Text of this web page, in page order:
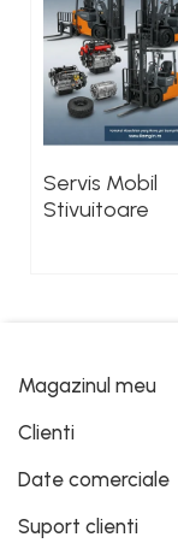
Servis Mobil
Stivuitoare
Magazinul meu
Clienti
Date comerciale
Suport clienti